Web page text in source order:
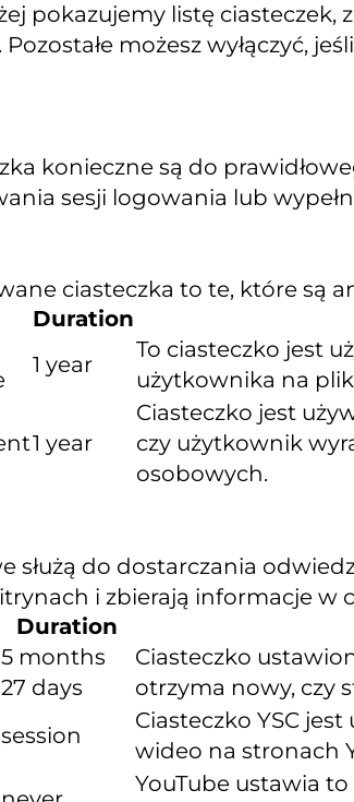
pokazujemy listę ciasteczek,
możesz wyłączyć,
konieczne są do
sesji logowania lub
ciasteczka to te, które są
Duration
1 year
To ciasteczko jest
użytkownika na
1 year
Ciasteczko jest
czy użytkownik
osobowych.
służą do dostarczania
i zbierają informacje w
Duration
5 months
27 days
Ciasteczko
otrzyma nowy, czy
session
Ciasteczko YSC
wideo na stronach
YouTube ustawia